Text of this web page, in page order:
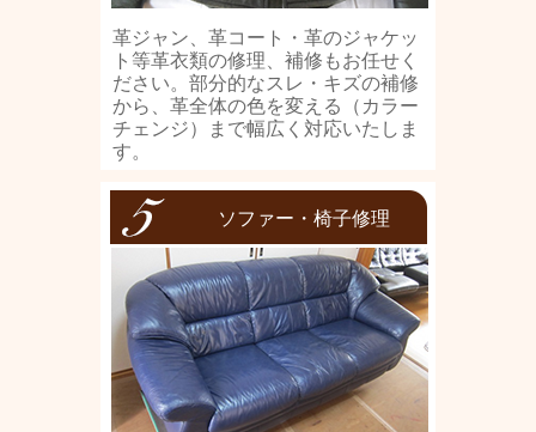
革ジャン、革コート・革のジャケッ
ト等革衣類の修理、補修もお任せく
ださい。部分的なスレ・キズの補修
から、革全体の色を変える（カラー
チェンジ）まで幅広く対応いたしま
す。
ソファー・椅子修理